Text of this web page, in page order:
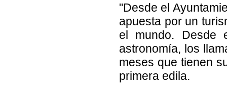
"Desde el
apuesta por un
el mundo. Desde
astronomía, los
meses que tienen
primera edila.